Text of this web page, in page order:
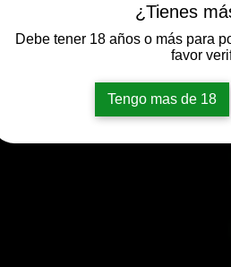
¿Tienes
Debe tener 18 años o más para
favor
Tengo mas de 18
Build a FREE AI